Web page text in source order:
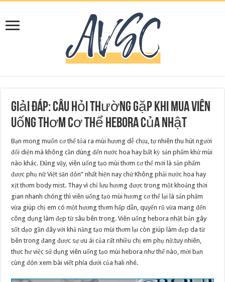
Giải đáp: Câu hỏi thường gặp khi mua viên
uống thơm cơ thể Hebora của Nhật
Bạn mong muốn cơ thể tỏa ra mùi hương dễ chịu, tự nhiên thu hút người
đối diện mà không cần dùng đến nước hoa hay bất kỳ sản phẩm khử mùi
nào khác. Đúng vậy, viên uống tạo mùi thơm cơ thể mới là sản phẩm
được phụ nữ Việt săn đón” nhất hiện nay chứ Không phải nước hoa hay
xịt thơm body mist. Thay vì chỉ lưu hương được trong một khoảng thời
gian nhanh chóng thì viên uống tạo mùi hương cơ thể lại là sản phẩm
vừa giúp chị em có một hương thơm hấp dẫn, quyến rũ vừa mang đến
công dụng làm đẹp từ sâu bên trong. Viên uống hebora nhật bản gây
sốt dạo gần đây với khả năng tạo mùi thơm lại còn giúp làm đẹp da từ
bên trong đang được sự ưu ái của rất nhiều chị em phụ nữ.tuy nhiên,
thực hư việc sử dụng viên uống tạo mùi hebora như thế nào, mời bạn
cùng đón xem bài viết phía dưới của hali nhé.